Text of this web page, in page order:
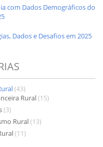
com Dados Demográficos do
Dados e Desafios em 2025
(43)
Rural(15)
(3)
Rural(13)
(11)